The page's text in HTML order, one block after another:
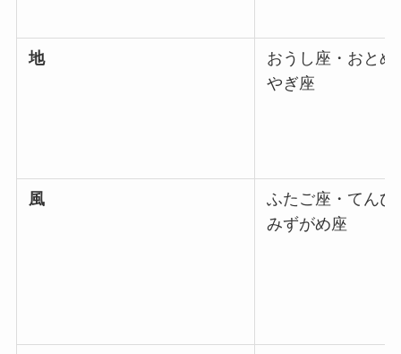
地
おうし座・おとめ
やぎ座
風
ふたご座・てんび
みずがめ座